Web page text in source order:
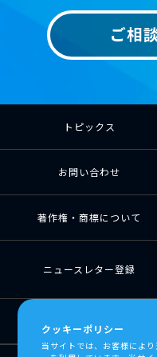
ご相
トピックス
お問い合わせ
著作権・商標について
ニュースレター登録
クッキーポリシー
当サイトでは、お客様によ